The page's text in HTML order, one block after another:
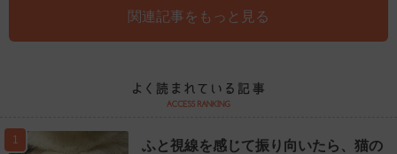
関連記事をもっと見る
1
ふと視線を感じて振り向いたら、猫の